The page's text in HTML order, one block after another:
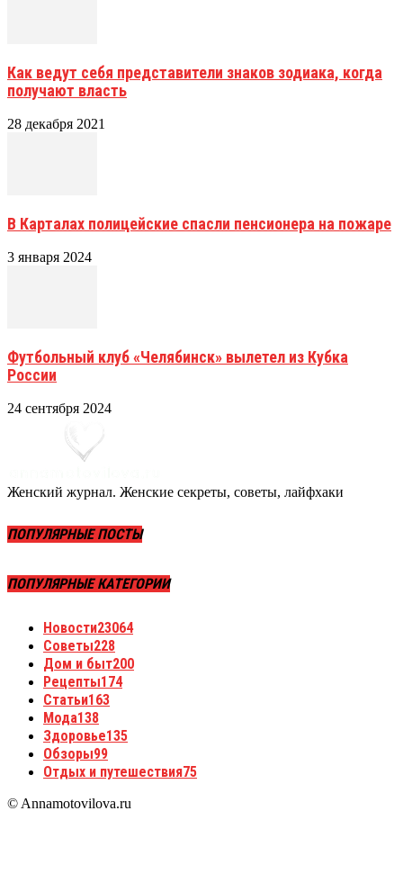
Как ведут себя представители знаков зодиака, когда
получают власть
28 декабря 2021
В Карталах полицейские спасли пенсионера на пожаре
3 января 2024
Футбольный клуб «Челябинск» вылетел из Кубка
России
24 сентября 2024
Женский журнал. Женские секреты, советы, лайфхаки
ПОПУЛЯРНЫЕ ПОСТЫ
ПОПУЛЯРНЫЕ КАТЕГОРИИ
Новости23064
Советы228
Дом и быт200
Рецепты174
Статьи163
Мода138
Здоровье135
Обзоры99
Отдых и путешествия75
© Annamotovilova.ru